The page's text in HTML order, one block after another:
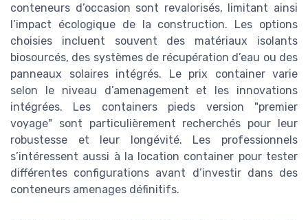
conteneurs d’occasion sont revalorisés, limitant ainsi
l’impact écologique de la construction. Les options
choisies incluent souvent des matériaux isolants
biosourcés, des systèmes de récupération d’eau ou des
panneaux solaires intégrés. Le prix container varie
selon le niveau d’amenagement et les innovations
intégrées. Les containers pieds version "premier
voyage" sont particulièrement recherchés pour leur
robustesse et leur longévité. Les professionnels
s’intéressent aussi à la location container pour tester
différentes configurations avant d’investir dans des
conteneurs amenages définitifs.